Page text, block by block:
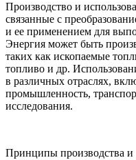
Производство и
связанные с
и ее применением для
Энергия может быть
таких как ископаемые
топливо и др.
в различных отраслях,
промышленность,
исследования.
Принципы производства и